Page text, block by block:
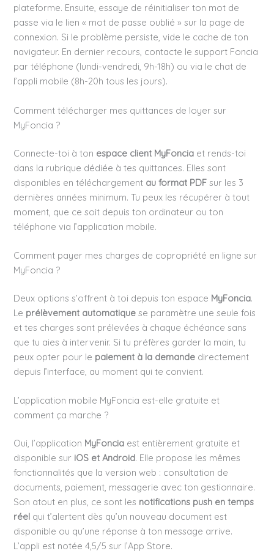
plateforme. Ensuite, essaye de réinitialiser ton mot de
passe via le lien « mot de passe oublié » sur la page de
connexion. Si le problème persiste, vide le cache de ton
navigateur. En dernier recours, contacte le support Foncia
par téléphone (lundi-vendredi, 9h-18h) ou via le chat de
l’appli mobile (8h-20h tous les jours).
Comment télécharger mes quittances de loyer sur
MyFoncia ?
Connecte-toi à ton espace client MyFoncia et rends-toi
dans la rubrique dédiée à tes quittances. Elles sont
disponibles en téléchargement au format PDF sur les 3
dernières années minimum. Tu peux les récupérer à tout
moment, que ce soit depuis ton ordinateur ou ton
téléphone via l’application mobile.
Comment payer mes charges de copropriété en ligne sur
MyFoncia ?
Deux options s’offrent à toi depuis ton espace MyFoncia.
Le prélèvement automatique se paramètre une seule fois
et tes charges sont prélevées à chaque échéance sans
que tu aies à intervenir. Si tu préfères garder la main, tu
peux opter pour le paiement à la demande directement
depuis l’interface, au moment qui te convient.
L’application mobile MyFoncia est-elle gratuite et
comment ça marche ?
Oui, l’application MyFoncia est entièrement gratuite et
disponible sur iOS et Android. Elle propose les mêmes
fonctionnalités que la version web : consultation de
documents, paiement, messagerie avec ton gestionnaire.
Son atout en plus, ce sont les notifications push en temps
réel qui t’alertent dès qu’un nouveau document est
disponible ou qu’une réponse à ton message arrive.
L’appli est notée 4,5/5 sur l’App Store.